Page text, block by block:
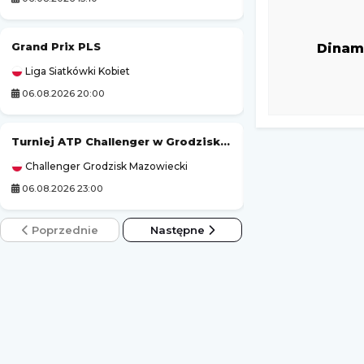
Grand Prix PLS
Liga Siatkówki Kobiet
06.08.2026 20:00
Turniej ATP Challenger w Grodzisku Mazowieckim
Challenger Grodzisk Mazowiecki
06.08.2026 23:00
Tour de Pologne
Poprzednie Następne